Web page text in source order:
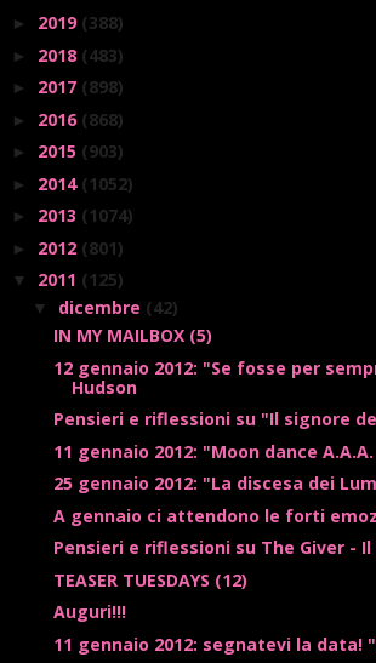
► 2019 (388)
► 2018 (483)
► 2017 (898)
► 2016 (868)
► 2015 (903)
► 2014 (1052)
► 2013 (1074)
► 2012 (801)
▼ 2011 (125)
▼ dicembre (42)
IN MY MAILBOX (5)
12 gennaio 2012: "Se fosse per
Hudson
Pensieri e riflessioni su "Il signore
11 gennaio 2012: "Moon dance
25 gennaio 2012: "La discesa dei
A gennaio ci attendono le forti
Pensieri e riflessioni su The Giver -
TEASER TUESDAYS (12)
Auguri!!!
11 gennaio 2012: segnatevi la data!